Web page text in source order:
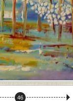
Largeur :
46